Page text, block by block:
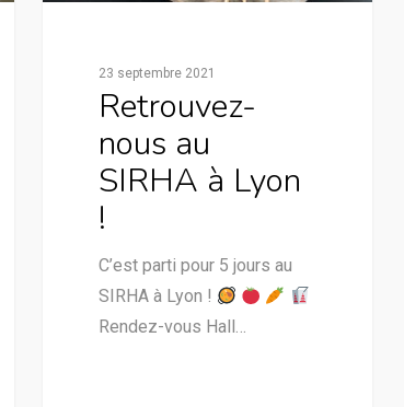
23 septembre 2021
Retrouvez-
nous au
SIRHA à Lyon
!
C’est parti pour 5 jours au
SIRHA à Lyon !
Rendez-vous Hall…